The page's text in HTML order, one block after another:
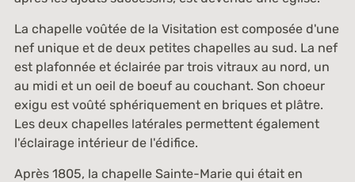
La chapelle voûtée de la Visitation est composée d'une
nef unique et de deux petites chapelles au sud. La nef
est plafonnée et éclairée par trois vitraux au nord, un
au midi et un oeil de boeuf au couchant. Son choeur
exigu est voûté sphériquement en briques et plâtre.
Les deux chapelles latérales permettent également
l'éclairage intérieur de l'édifice.
Après 1805, la chapelle Sainte-Marie qui était en